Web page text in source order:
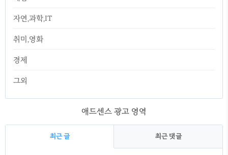
자연,과학,IT
취미,영화
경제
그외
애드센스 광고 영역
최근 글 최근 댓글